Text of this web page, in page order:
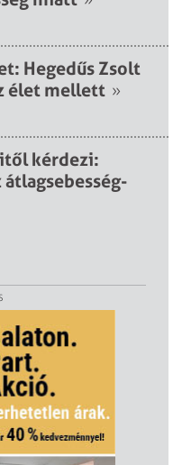
Hegedűs Zsolt
élet mellett »
kérdezi:
átlagsebesség-